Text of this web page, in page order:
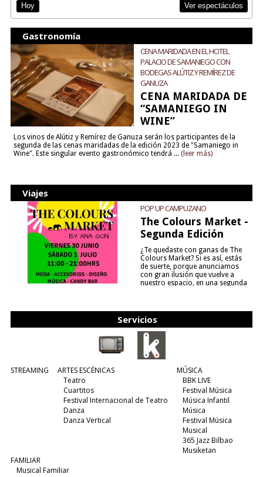
Hoy Ver espectáculos
Gastronomía
CENA MARIDADA EN EL HOTEL
PALACIO DE SAMANIEGO CON
BODEGAS ALÚTIZ Y REMÍREZ DE
GANUZA
CENA MARIDADA DE
“SAMANIEGO IN
WINE”
Los vinos de Alútiz y Remírez de Ganuza serán los participantes de la
segunda de las cenas maridadas de la edición 2023 de "Samaniego in
Wine". Este singular evento gastronómico tendrá ... (leer más)
Viajes
POP UP CAMPUZANO
The Colours Market -
Segunda Edición
¿Te quedaste con ganas de The
Colours Market? Si es así, estás
de suerte, porque anunciamos
con gran ilusión que vuelve a
nuestro espacio, en una segunda
Servicios
STREAMING
ARTES ESCÉNICAS
Teatro
Cuartitos
Festival Internacional de Teatro
Danza
Danza Vertical
MÚSICA
BBK LIVE
Festival Música
Música Infantil
Música
Festival Música
Musical
365 Jazz Bilbao
Musiketan
FAMILIAR
Musical Familiar